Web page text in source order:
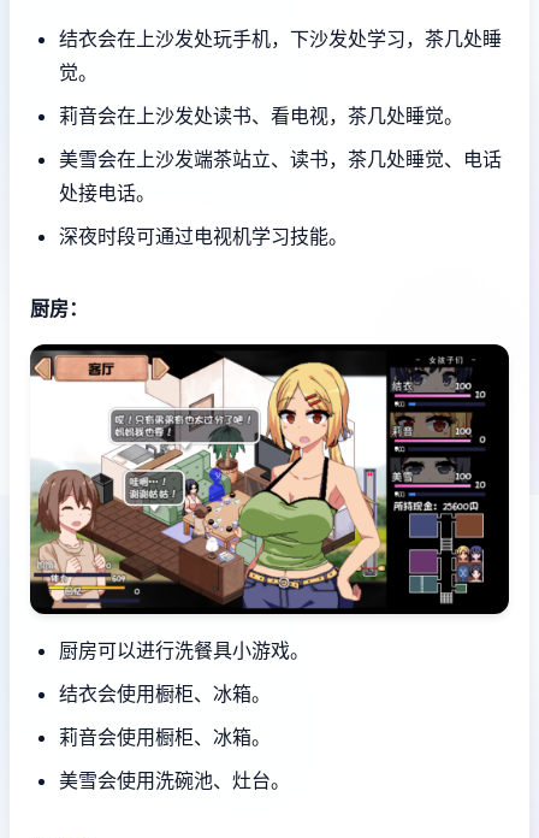
结衣会在上沙发处玩手机，下沙发处学习，茶几处睡
觉。
莉音会在上沙发处读书、看电视，茶几处睡觉。
美雪会在上沙发端茶站立、读书，茶几处睡觉、电话
处接电话。
深夜时段可通过电视机学习技能。
厨房：
厨房可以进行洗餐具小游戏。
结衣会使用橱柜、冰箱。
莉音会使用橱柜、冰箱。
美雪会使用洗碗池、灶台。